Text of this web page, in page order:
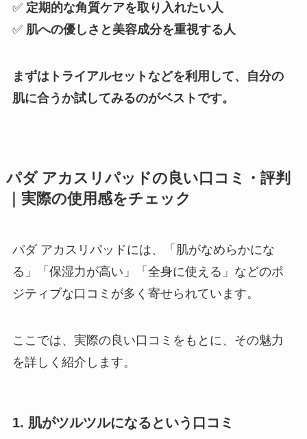
✅ 定期的な角質ケアを取り入れたい人
✅ 肌への優しさと美容成分を重視する人
まずはトライアルセットなどを利用して、自分の
肌に合うか試してみるのがベストです。
パダ アカスリパッドの良い口コミ・評判
｜実際の使用感をチェック
パダ アカスリパッドには、「肌がなめらかにな
る」「保湿力が高い」「全身に使える」などのポ
ジティブな口コミが多く寄せられています。
ここでは、実際の良い口コミをもとに、その魅力
を詳しく紹介します。
1. 肌がツルツルになるという口コミ